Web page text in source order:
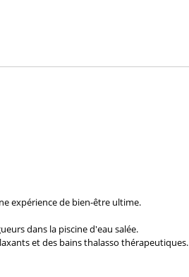
expérience de bien-être ultime.
dans la piscine d'eau salée.
et des bains thalasso thérapeutiques.